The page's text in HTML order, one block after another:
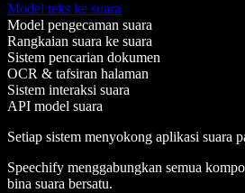
Model teks ke suara
Model pengecaman suara
Rangkaian suara ke suara
Sistem pencarian dokumen
OCR & tafsiran halaman
Sistem interaksi suara
API model suara
Setiap sistem menyokong aplikasi suara
Speechify menggabungkan semua
bina suara bersatu.